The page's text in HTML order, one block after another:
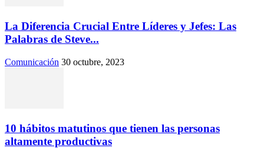
La Diferencia Crucial Entre Líderes y Jefes: Las
Palabras de Steve...
Comunicación 30 octubre, 2023
10 hábitos matutinos que tienen las personas
altamente productivas